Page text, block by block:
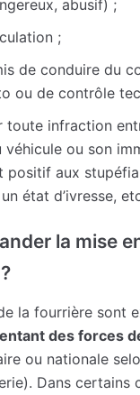
abusif) ;
;
de conduire du
ou de contrôle
toute infraction
ou son
positif aux
état d’ivresse,
la mise
la fourrière sont
des forces
ou nationale
Dans certains